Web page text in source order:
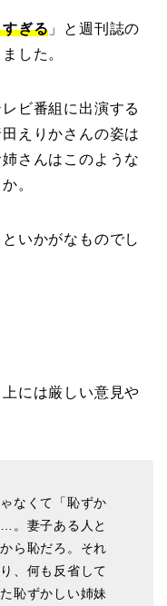
ぎる 」と週刊誌の
した。
ビ番組に出演する
えりかさんの姿は
さんはこのような
。
いかがなものでし
には厳しい意見や
なくて「恥ずか
。妻子ある人と
ら恥だろ。それ
、何も反省して
恥ずかしい姉妹